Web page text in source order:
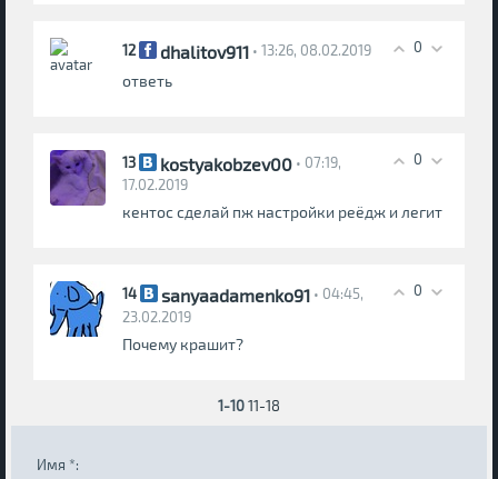
0
12 dhalitov911 • 13:26, 08.02.2019
ответь
0
13 kostyakobzev00 • 07:19,
17.02.2019
кентос сделай пж настройки реёдж и легит
0
14 sanyaadamenko91 • 04:45,
23.02.2019
Почему крашит?
1-1011-18
Имя *: